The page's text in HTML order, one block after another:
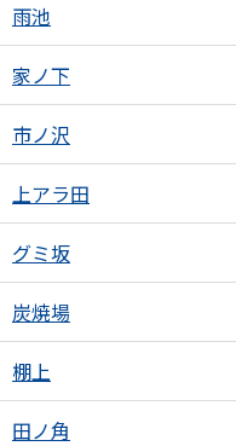
雨池
家ノ下
市ノ沢
上アラ田
グミ坂
炭焼場
棚上
田ノ角